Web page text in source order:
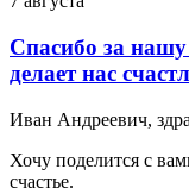
Спасибо за
делает нас
Иван Андреевич,
Хочу поделится с
счастье.